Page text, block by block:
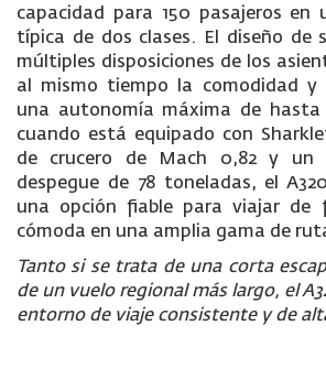
capacidad para 150 pasajeros en
típica de dos clases. El diseño de
múltiples disposiciones de los
al mismo tiempo la comodidad y
una autonomía máxima de hasta
cuando está equipado con
de crucero de Mach 0,82 y un
despegue de 78 toneladas, el
una opción fiable para viajar de
cómoda en una amplia gama de
Tanto si se trata de una corta
de un vuelo regional más largo, el
entorno de viaje consistente y de